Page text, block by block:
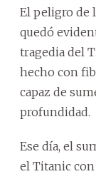
El peligro de
quedó
tragedia del
hecho con
capaz de
profundidad.
Ese día, el
el Titanic